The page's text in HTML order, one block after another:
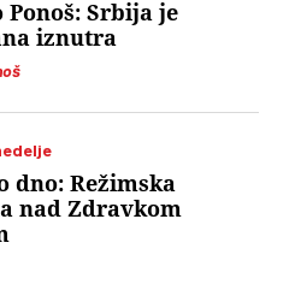
Ponoš: Srbija je
iznutra
dno: Režimska
nad Zdravkom